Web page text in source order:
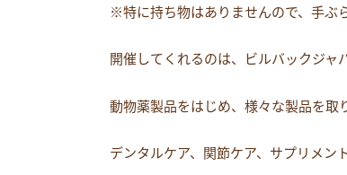
※特に持ち物はありませんので、手
開催してくれるのは、ビルバックジャ
動物薬製品をはじめ、様々な製品を取
デンタルケア、関節ケア、サプリメン